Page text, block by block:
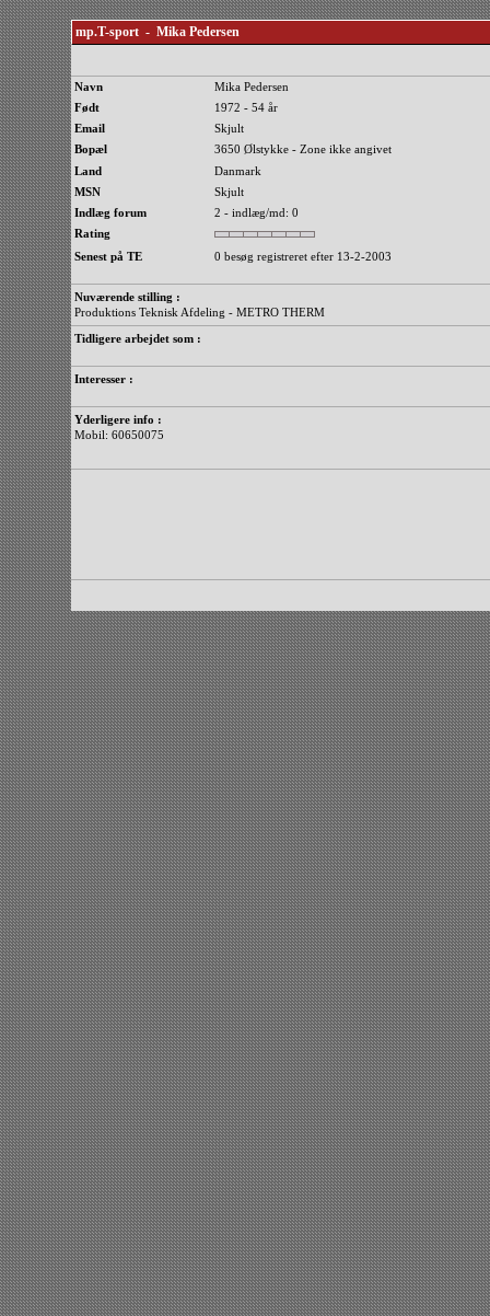
mp.T-sport - Mika Pedersen
Navn
Mika Pedersen
Født
1972 - 54 år
Email
Skjult
Bopæl
3650 Ølstykke - Zone ikke angivet
Land
Danmark
MSN
Skjult
Indlæg forum
2 - indlæg/md: 0
Rating
Senest på TE
0 besøg registreret efter 13-2-2003
Nuværende stilling :
Produktions Teknisk Afdeling - METRO THERM
Tidligere arbejdet som :
Interesser :
Yderligere info :
Mobil: 60650075